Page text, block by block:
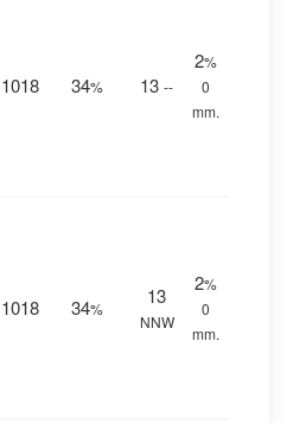
1018 34% 13 --
2%
0
mm.
1018 34%
13
NNW
2%
0
mm.